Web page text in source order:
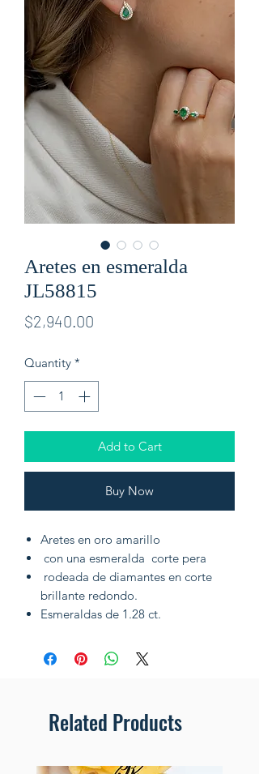
Aretes en esmeralda
JL58815
$2,940.00
Quantity *
Add to Cart
Buy Now
Aretes en oro amarillo
con una esmeralda corte pera
rodeada de diamantes en corte
brillante redondo.
Esmeraldas de 1.28 ct.
Related Products